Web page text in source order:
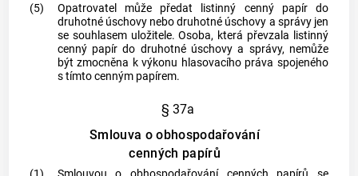
(5)
Opatrovatel může předat listinný cenný papírdo
druhotné úschovy nebo druhotné úschovy a správy jen
se souhlasem uložitele. Osoba, která převzala listinný
cenný papír do druhotné úschovy a správy, nemůže
být zmocněna k výkonu hlasovacího práva spojeného
s tímtocenným papírem.
§ 37a
Smlouva o obhospodařování
cenných papírů